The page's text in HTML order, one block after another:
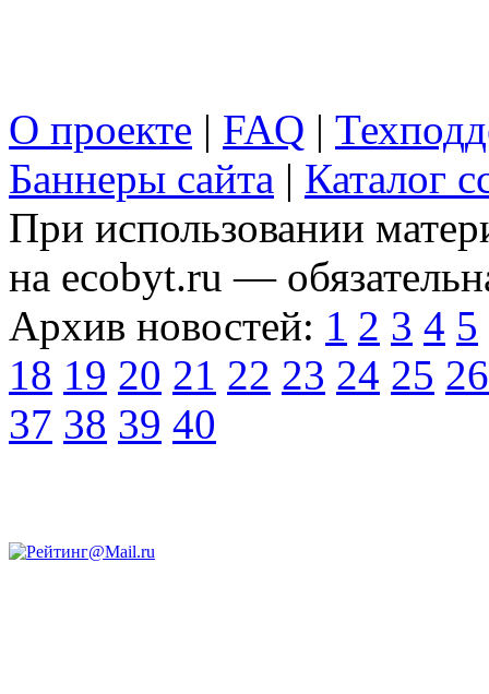
О проекте | FAQ |
Баннеры сайта | Каталог
При использовании
на ecobyt.ru —
Архив новостей: 1 2 3 4 5
18 19 20 21 22 23 24 25 26
37 38 39 40